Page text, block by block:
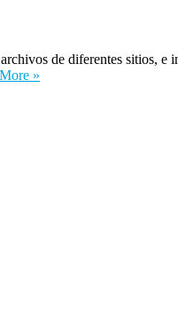
de diferentes sitios, e
»